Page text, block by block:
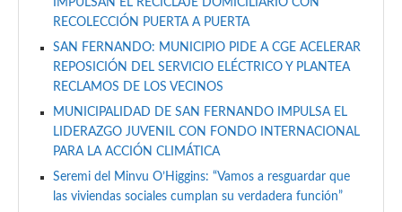
IMPULSAN EL RECICLAJE DOMICILIARIO CON
RECOLECCIÓN PUERTA A PUERTA
SAN FERNANDO: MUNICIPIO PIDE A CGE ACELERAR
REPOSICIÓN DEL SERVICIO ELÉCTRICO Y PLANTEA
RECLAMOS DE LOS VECINOS
MUNICIPALIDAD DE SAN FERNANDO IMPULSA EL
LIDERAZGO JUVENIL CON FONDO INTERNACIONAL
PARA LA ACCIÓN CLIMÁTICA
Seremi del Minvu O’Higgins: “Vamos a resguardar que
las viviendas sociales cumplan su verdadera función”